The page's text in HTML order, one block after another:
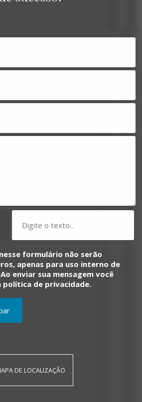
formulário não serão
apenas para uso interno de
enviar sua mensagem você
política de privacidade.
DE LOCALIZAÇÃO